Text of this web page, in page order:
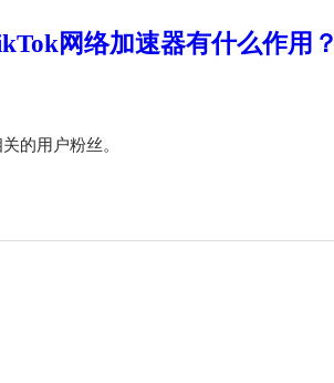
网络加速器有什么作用？
的用户粉丝。